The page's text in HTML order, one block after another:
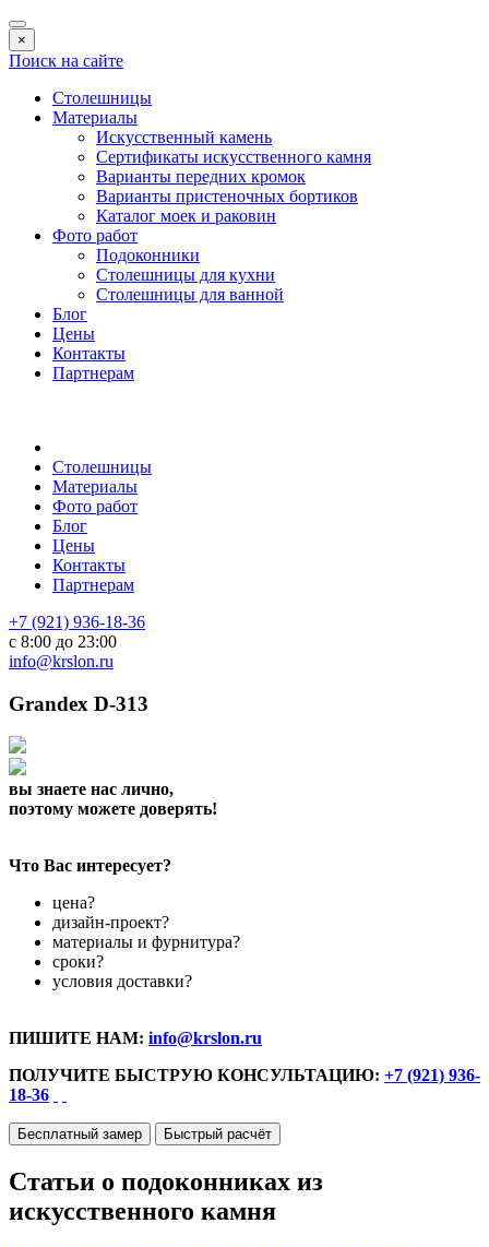
×
Поиск на сайте
Столешницы
Материалы
Искусственный камень
Сертификаты искусственного камня
Варианты передних кромок
Варианты пристеночных бортиков
Каталог моек и раковин
Фото работ
Подоконники
Столешницы для кухни
Столешницы для ванной
Блог
Цены
Контакты
Партнерам
Столешницы
Материалы
Фото работ
Блог
Цены
Контакты
Партнерам
+7 (921) 936-18-36
с 8:00 до 23:00
info@krslon.ru
Grandex D-313
вы знаете нас лично,
поэтому можете доверять!
Что Вас интересует?
цена?
дизайн-проект?
материалы и фурнитура?
сроки?
условия доставки?
ПИШИТЕ НАМ: info@krslon.ru
ПОЛУЧИТЕ БЫСТРУЮ КОНСУЛЬТАЦИЮ: +7 (921) 936-
18-36
Бесплатный замер Быстрый расчёт
Статьи о подоконниках из
искусственного камня